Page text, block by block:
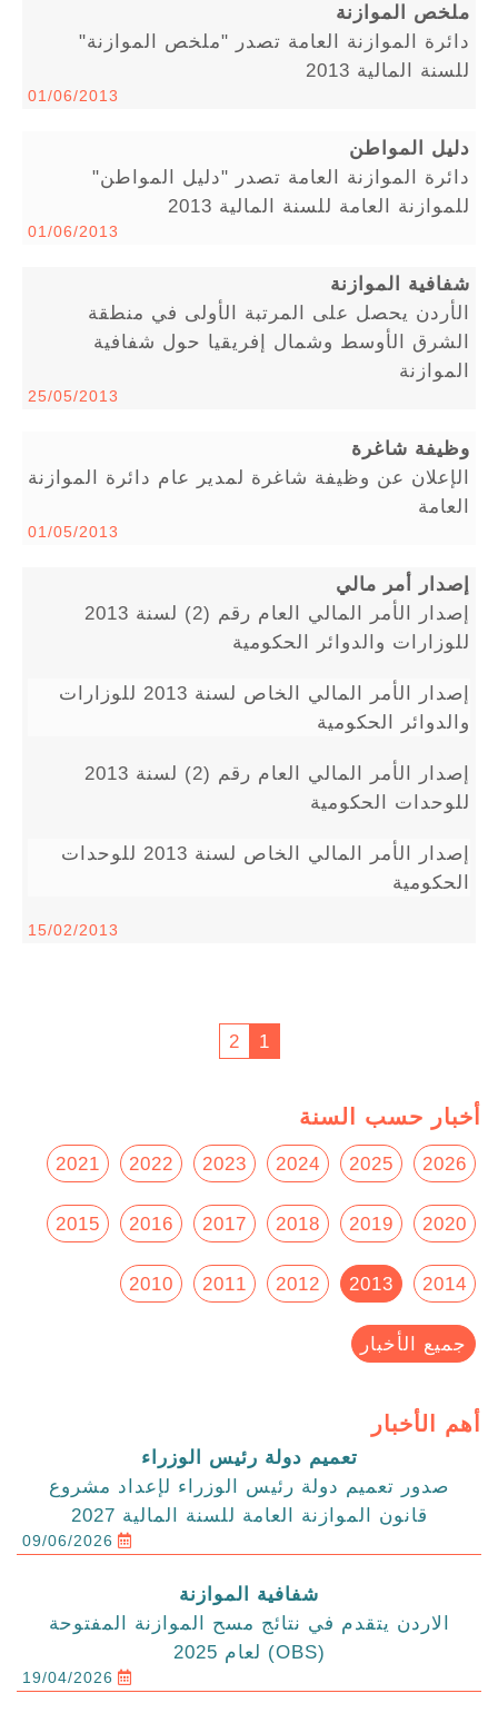
ملخص الموازنة
دائرة الموازنة العامة تصدر "ملخص الموازنة"
للسنة المالية 2013
01/06/2013
دليل المواطن
دائرة الموازنة العامة تصدر "دليل المواطن"
للموازنة العامة للسنة المالية 2013
01/06/2013
شفافية الموازنة
الأردن يحصل على المرتبة الأولى في منطقة
الشرق الأوسط وشمال إفريقيا حول شفافية
الموازنة
25/05/2013
وظيفة شاغرة
الإعلان عن وظيفة شاغرة لمدير عام دائرة الموازنة
العامة
01/05/2013
إصدار أمر مالي
إصدار الأمر المالي العام رقم (2) لسنة 2013
للوزارات والدوائر الحكومية
إصدار الأمر المالي الخاص لسنة 2013 للوزارات
والدوائر الحكومية
إصدار الأمر المالي العام رقم (2) لسنة 2013
للوحدات الحكومية
إصدار الأمر المالي الخاص لسنة 2013 للوحدات
الحكومية
15/02/2013
1
2
أخبار حسب السنة
2026
2025
2024
2023
2022
2021
2020
2019
2018
2017
2016
2015
2014
2013
2012
2011
2010
جميع الأخبار
أهم الأخبار
تعميم دولة رئيس الوزراء
صدور تعميم دولة رئيس الوزراء لإعداد مشروع
قانون الموازنة العامة للسنة المالية 2027
09/06/2026
شفافية الموازنة
الاردن يتقدم في نتائج مسح الموازنة المفتوحة
(OBS) لعام 2025
19/04/2026